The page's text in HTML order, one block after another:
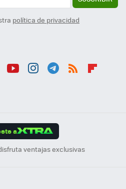
política de privacidad
a
ventajas exclusivas